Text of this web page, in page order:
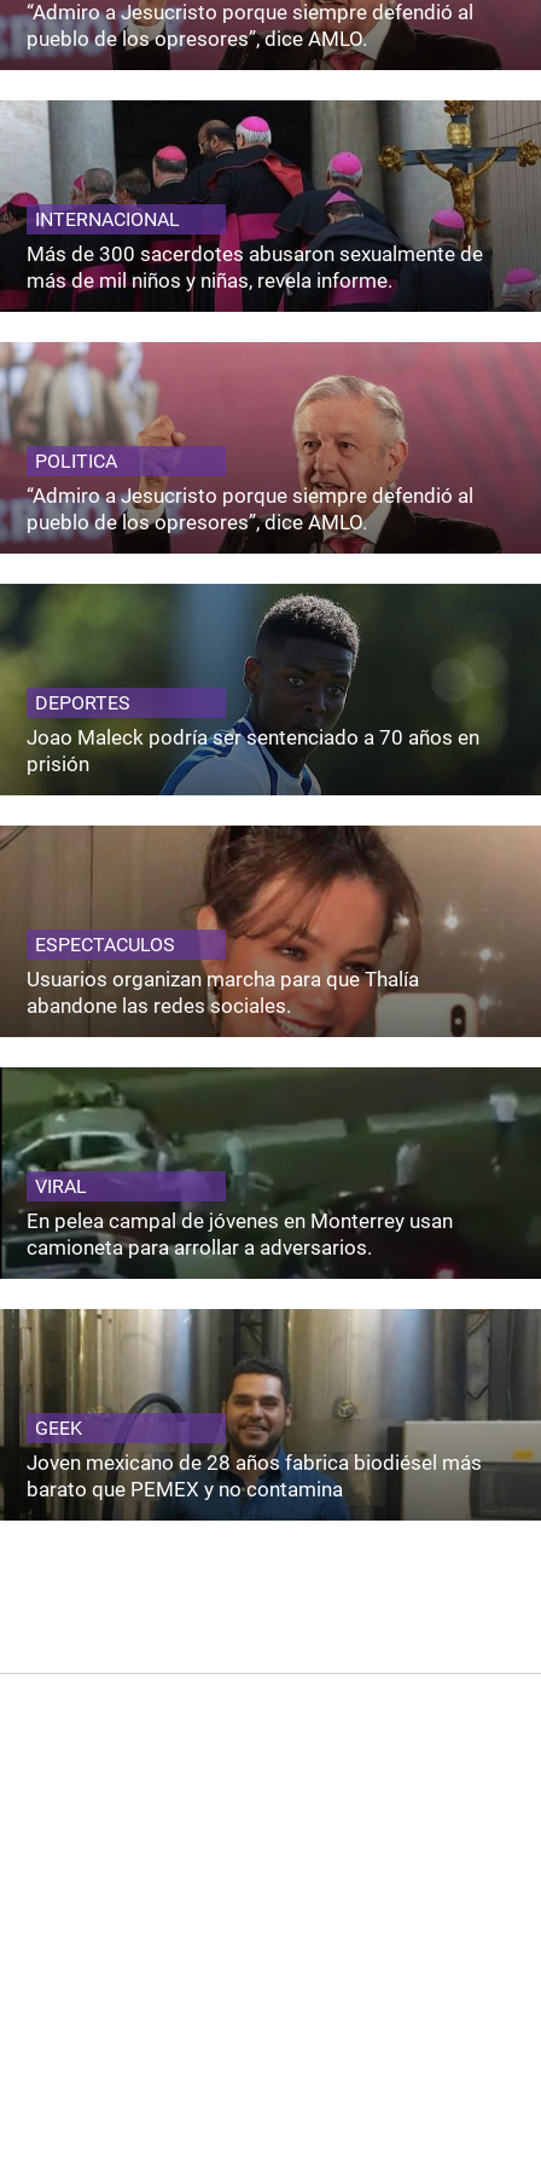
“Admiro a Jesucristo porque siempre defendió al
pueblo de los opresores”, dice AMLO.
INTERNACIONAL
Más de 300 sacerdotes abusaron sexualmente de
más de mil niños y niñas, revela informe.
POLITICA
“Admiro a Jesucristo porque siempre defendió al
pueblo de los opresores”, dice AMLO.
DEPORTES
Joao Maleck podría ser sentenciado a 70 años en
prisión
ESPECTACULOS
Usuarios organizan marcha para que Thalía
abandone las redes sociales.
VIRAL
En pelea campal de jóvenes en Monterrey usan
camioneta para arrollar a adversarios.
GEEK
Joven mexicano de 28 años fabrica biodiésel más
barato que PEMEX y no contamina